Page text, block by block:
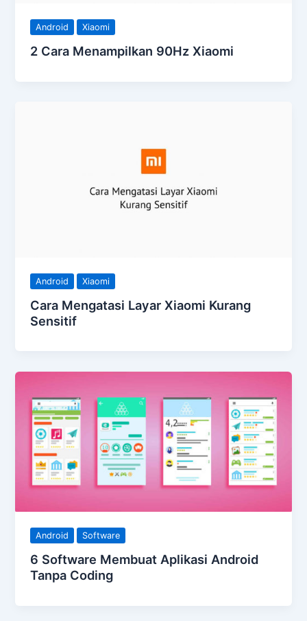
Android Xiaomi
2 Cara Menampilkan 90Hz Xiaomi
Android Xiaomi
Cara Mengatasi Layar Xiaomi Kurang
Sensitif
Android Software
6 Software Membuat Aplikasi Android
Tanpa Coding